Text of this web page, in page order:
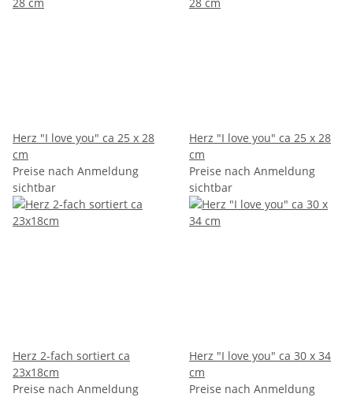
Herz "I love you" ca 25 x 28
cm
Preise nach Anmeldung
sichtbar
Herz "I love you" ca 25 x 28
cm
Preise nach Anmeldung
sichtbar
Herz 2-fach sortiert ca
23x18cm
Preise nach Anmeldung
Herz "I love you" ca 30 x 34
cm
Preise nach Anmeldung